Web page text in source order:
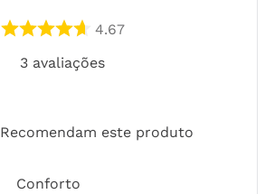
4.67
3 avaliações
Recomendam este produto
Conforto